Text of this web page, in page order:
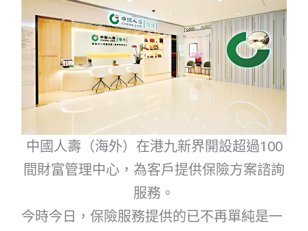
中國人壽（海外）在港九新界開設超過100
間財富管理中心，為客戶提供保險方案諮詢
服務。
今時今日，保險服務提供的已不再單純是一